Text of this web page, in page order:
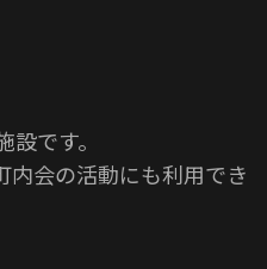
です。
内会の活動にも利用でき